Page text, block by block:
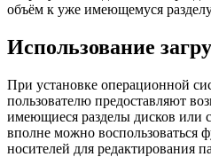
объём к уже имеющемуся
Использование
При установке операционной
пользователю предоставляют
имеющиеся разделы дисков или
вполне можно воспользоваться
носителей для редактирования